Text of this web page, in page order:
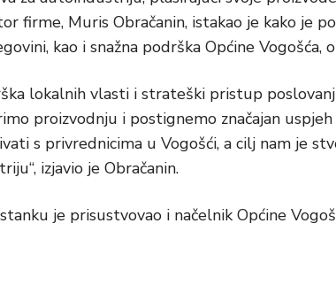
firme, Muris Obračanin, istakao je kako je
kao i snažna podrška Općine Vogošća,
lokalnih vlasti i strateški pristup
proizvodnju i postignemo značajan
s privrednicima u Vogošći, a cilj nam je
izjavio je Obračanin.
je prisustvovao i načelnik Općine